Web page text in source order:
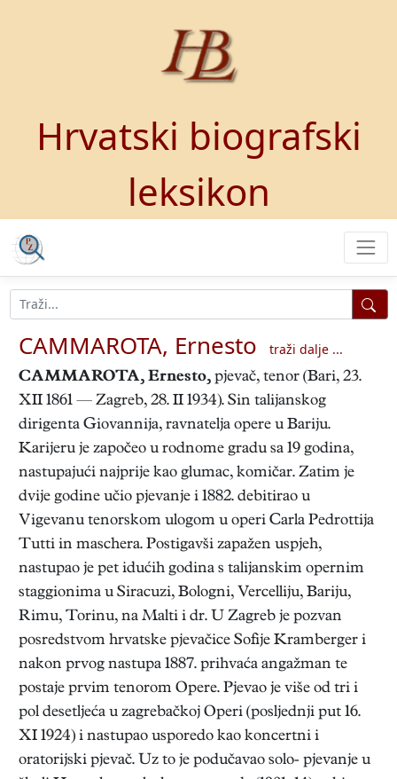
Hrvatski biografski
leksikon
CAMMAROTA, Ernesto
traži dalje ...
CAMMAROTA, Ernesto, pjevač, tenor (Bari, 23.
XII 1861 — Zagreb, 28. II 1934). Sin talijanskog
dirigenta Giovannija, ravnatelja opere u Bariju.
Karijeru je započeo u rodnome gradu sa 19 godina,
nastupajući najprije kao glumac, komičar. Zatim je
dvije godine učio pjevanje i 1882. debitirao u
Vigevanu tenorskom ulogom u operi Carla Pedrottija
Tutti in maschera. Postigavši zapažen uspjeh,
nastupao je pet idućih godina s talijanskim opernim
staggionima u Siracuzi, Bologni, Vercelliju, Bariju,
Rimu, Torinu, na Malti i dr. U Zagreb je pozvan
posredstvom hrvatske pjevačice Sofije Kramberger i
nakon prvog nastupa 1887. prihvaća angažman te
postaje prvim tenorom Opere. Pjevao je više od tri i
pol desetljeća u zagrebačkoj Operi (posljednji put 16.
XI 1924) i nastupao usporedo kao koncertni i
oratorijski pjevač. Uz to je podučavao solo- pjevanje u